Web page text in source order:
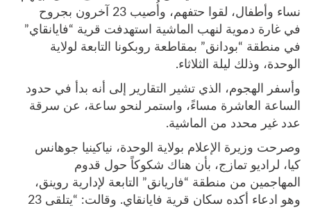
نساء وأطفال، لقوا حتفهم، وأُصيب 23 آخرون بجروح
في غارة دموية لنهب الماشية استهدفت قرية “فايانقاي”
في منطقة “بودانق” بمقاطعة روبكونا التابعة لولاية
الوحدة، وذلك ليلة الثلاثاء.
وأسفر الهجوم، الذي تشير التقارير إلى أنه بدأ في حدود
الساعة العاشرة مساءً، واستمر لنحو ساعة، عن سرقة
عدد غير محدد من الماشية.
وصرحت وزيرة الإعلام بولاية الوحدة، نياكينيا جوهانس
كيا، لراديو تمازج، بأن هناك شكوكاً حول قدوم
المهاجمين من منطقة “فاريانق” التابعة لإدارية روينق،
وهو ادعاء أكده سكان قرية فايانقاي. وقالت: “يتلقى 23